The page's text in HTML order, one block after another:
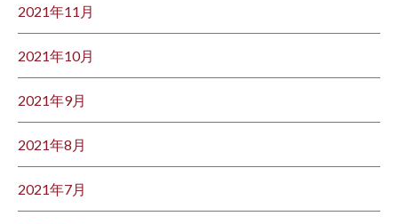
2021年11月
2021年10月
2021年9月
2021年8月
2021年7月